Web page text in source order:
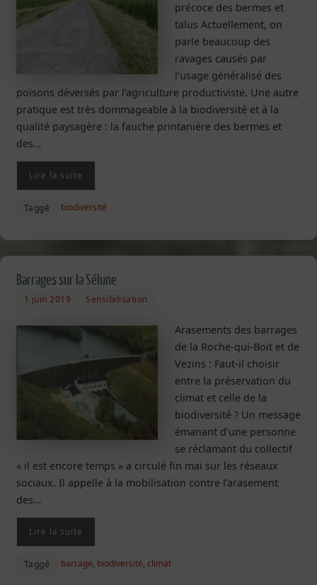
précoce des bermes et
talus Actuellement, on
parle beaucoup des
ravages causés par
l’usage généralisé des
poisons déversés par l’agriculture productiviste. Une autre
pratique est très dommageable à la biodiversité et à la
qualité paysagère : la fauche printanière des bermes et
des…
Lire la suite
Taggé biodiversité
Barrages sur la Sélune
1 juin 2019 Sensibilisation
Arasements des barrages
de la Roche-qui-Boit et de
Vezins : Faut-il choisir
entre la préservation du
climat et celle de la
biodiversité ? Un message
émanant d’une personne
se réclamant du collectif
« il est encore temps » a circulé fin mai sur les réseaux
sociaux. Il appelle à la mobilisation contre l’arasement
des…
Lire la suite
Taggé barrage, biodiversité,climat